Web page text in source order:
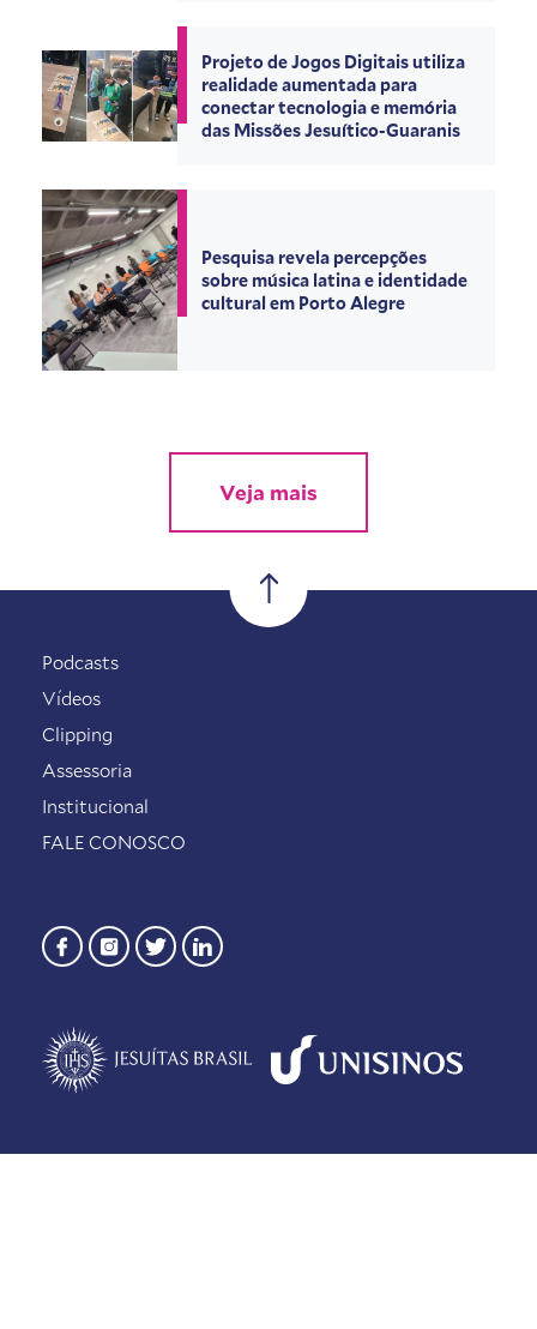
Projeto de Jogos Digitais utiliza
realidade aumentada para
conectar tecnologia e memória
das Missões Jesuítico-Guaranis
Pesquisa revela percepções
sobre música latina e identidade
cultural em Porto Alegre
Veja mais
Podcasts
Vídeos
Clipping
Assessoria
Institucional
FALE CONOSCO